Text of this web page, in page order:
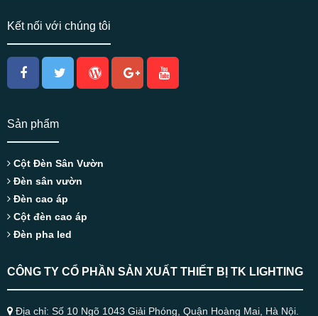
Kết nối với chúng tôi
Sản phẩm
Cột Đèn Sân Vườn
Đèn sân vườn
Đèn cao áp
Cột đèn cao áp
Đèn pha led
CÔNG TY CỔ PHẦN SẢN XUẤT THIẾT BỊ TK LIGHTING
Địa chỉ: Số 10 Ngõ 1043 Giải Phóng, Quận Hoàng Mai, Hà Nội.